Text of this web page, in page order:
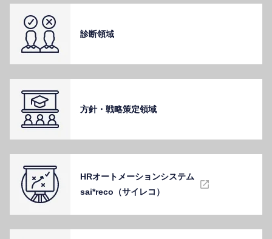
診断領域
⽅針・戦略策定領域
HRオートメーションシステム
sai*reco（サイレコ）